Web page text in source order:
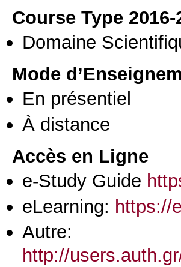
Course Type 2016-
Domaine
Mode
En présentiel
À distance
Accès en Ligne
e-Study Guide
eLearning: https://
Autre:
http://